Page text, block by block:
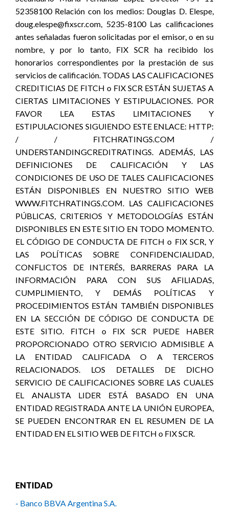
52358100 Relación con los medios: Douglas D. Elespe,
doug.elespe@fixscr.com, 5235-8100 Las calificaciones
antes señaladas fueron solicitadas por el emisor, o en su
nombre, y por lo tanto, FIX SCR ha recibido los
honorarios correspondientes por la prestación de sus
servicios de calificación. TODAS LAS CALIFICACIONES
CREDITICIAS DE FITCH o FIX SCR ESTÁN SUJETAS A
CIERTAS LIMITACIONES Y ESTIPULACIONES. POR
FAVOR LEA ESTAS LIMITACIONES Y
ESTIPULACIONES SIGUIENDO ESTE ENLACE: HTTP:
/ / FITCHRATINGS.COM /
UNDERSTANDINGCREDITRATINGS. ADEMÁS, LAS
DEFINICIONES DE CALIFICACIÓN Y LAS
CONDICIONES DE USO DE TALES CALIFICACIONES
ESTÁN DISPONIBLES EN NUESTRO SITIO WEB
WWW.FITCHRATINGS.COM. LAS CALIFICACIONES
PÚBLICAS, CRITERIOS Y METODOLOGÍAS ESTÁN
DISPONIBLES EN ESTE SITIO EN TODO MOMENTO.
EL CÓDIGO DE CONDUCTA DE FITCH o FIX SCR, Y
LAS POLÍTICAS SOBRE CONFIDENCIALIDAD,
CONFLICTOS DE INTERÉS, BARRERAS PARA LA
INFORMACIÓN PARA CON SUS AFILIADAS,
CUMPLIMIENTO, Y DEMÁS POLÍTICAS Y
PROCEDIMIENTOS ESTÁN TAMBIÉN DISPONIBLES
EN LA SECCIÓN DE CÓDIGO DE CONDUCTA DE
ESTE SITIO. FITCH o FIX SCR PUEDE HABER
PROPORCIONADO OTRO SERVICIO ADMISIBLE A
LA ENTIDAD CALIFICADA O A TERCEROS
RELACIONADOS. LOS DETALLES DE DICHO
SERVICIO DE CALIFICACIONES SOBRE LAS CUALES
EL ANALISTA LIDER ESTÁ BASADO EN UNA
ENTIDAD REGISTRADA ANTE LA UNIÓN EUROPEA,
SE PUEDEN ENCONTRAR EN EL RESUMEN DE LA
ENTIDAD EN EL SITIO WEB DE FITCH o FIX SCR.
ENTIDAD
- Banco BBVA Argentina S.A.